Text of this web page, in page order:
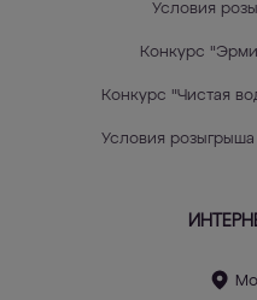
Условия
Конкурс
Конкурс "Чистая
Условия